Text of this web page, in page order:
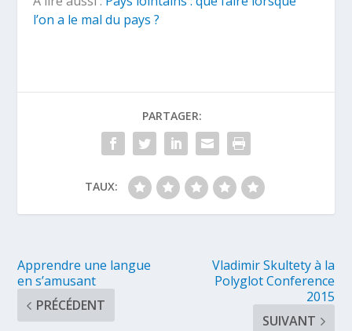
l’on a le mal du pays ?
PARTAGER:
TAUX:
Apprendre une langue
en s’amusant
PRÉCÉDENT
Vladimir Skultety à la
Polyglot Conference
2015
SUIVANT